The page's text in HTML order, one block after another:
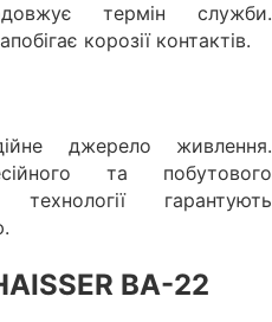
термін служби.
корозії контактів.
джерело живлення.
та побутового
гарантують
BA-22